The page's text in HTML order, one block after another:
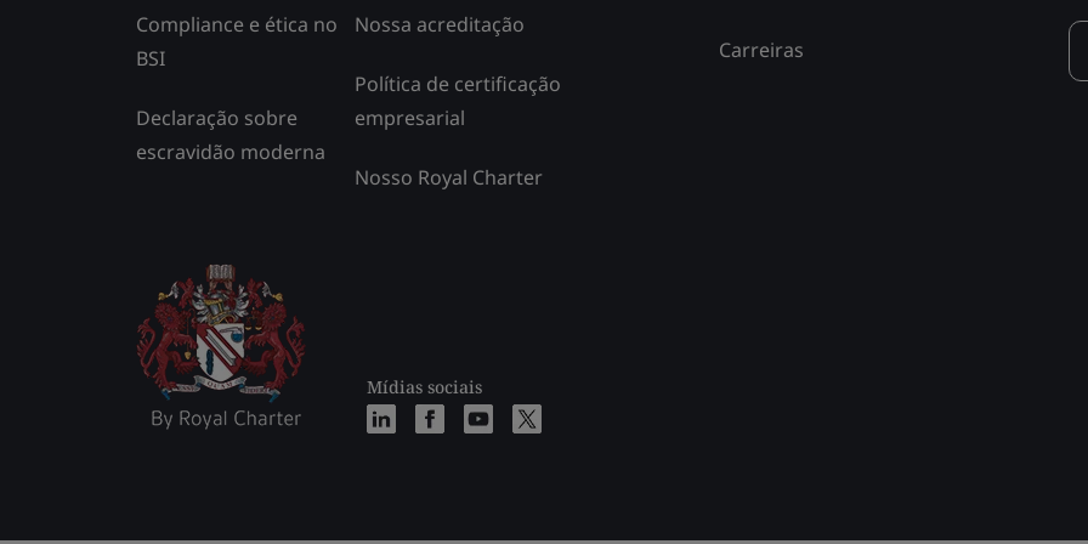
Compliance e ética no
BSI
Declaração sobre
escravidão moderna
Nossa acreditação
Política de certificação
empresarial
Nosso Royal Charter
Mídias sociais
Carreiras